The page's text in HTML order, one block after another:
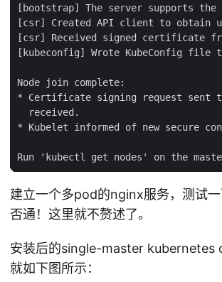
[bootstrap] The server supports
[csr] Created API client to obtain
[csr] Received signed certificate
[kubeconfig] Wrote KubeConfig
Node join complete:
* Certificate signing request sent to
  received.
* Kubelet informed of new secure
建立一个多pod的nginx服务，测试
否通！这里就不赘述了。
安装后的single-master kubernetes
就如下图所示：